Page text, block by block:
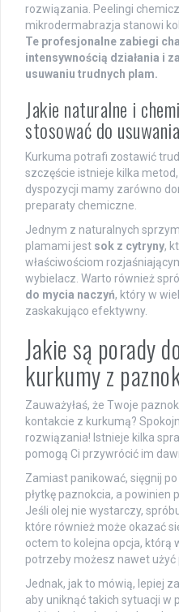
rozwiązania. Peelingi
mikrodermabrazja stanowi
Te profesjonalne zabiegi
intensywnością działania i
usuwaniu trudnych plam.
Jakie naturalne i
stosować do
Kurkuma potrafi zostawić
szczęście istnieje kilka
dyspozycji mamy zarówno
preparaty chemiczne.
Jednym z naturalnych
plamami jest sok z cytryny,
właściwościom
wybielacz. Warto również
do mycia naczyń, który w
zaskakująco efektywny.
Jakie są porady
kurkumy z
Zauważyłaś, że Twoje
kontakcie z kurkumą?
rozwiązania! Istnieje kilka
pomogą Ci przywrócić im
Zamiast panikować, sięgnij
płytkę paznokcia, a powinien
Jeśli olej nie wystarczy,
które również może okazać
octem to kolejna opcja, którą
potrzeby możesz nawet użyć
Jednak, jak to mówią, lepiej
aby uniknąć takich sytuacji w